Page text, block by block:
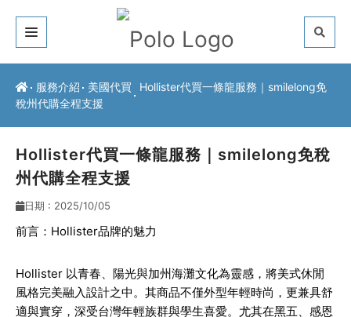
關於我們
服務介紹
常見問題
最新公告
服務介紹 美國代買
Hollister代買一條龍服務｜smilelong免
稅州代購全程支援
Hollister代買一條龍服務｜smilelong免稅
州代購全程支援
日期 : 2025/10/05
前言：Hollister品牌的魅力
Hollister 以青春、陽光與加州海灘文化為靈感，將美式休閒
風格完美融入設計之中。其商品不僅外型年輕時尚，更兼具舒
適與實穿，深受台灣年輕族群與學生喜愛。尤其在黑五、感恩